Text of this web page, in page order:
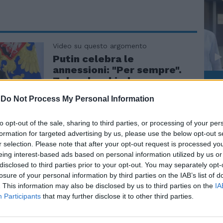
Do Not Process My Personal Information
opt-out of the sale, sharing to third parties, or processing of your
for targeted advertising by us, please use the below opt-out
selection. Please note that after your opt-out request is processed
interest-based ads based on personal information utilized by us
to third parties prior to your opt-out. You may separately
of your personal information by third parties on the IAB’s list of
This information may also be disclosed by us to third parties on the
Participants that may further disclose it to other third parties.
Video su questo argomento
Putin celebra le
annessioni: "Per sempre".
Zelensky chiede
la situazione fosse incandescente si
giorni con i referendum indetti in fretta
minacce del presidente Putin. "La
diritto di usare armi nucleari, se
aveva avvertito pochi giorni fa Medvedev.
che, "dal punto di vista legale", con i
Rudy Giuliani a Come States?
americana